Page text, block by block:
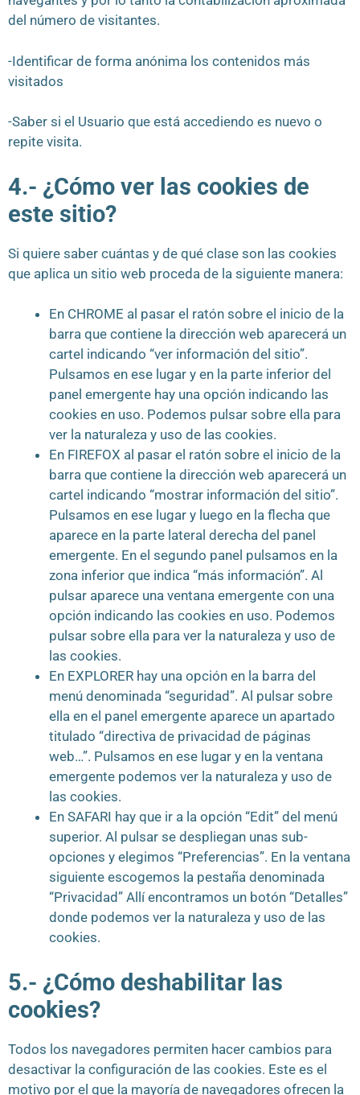
del número de visitantes.
-Identificar de forma anónima los contenidos más
visitados
-Saber si el Usuario que está accediendo es nuevo o
repite visita.
4.- ¿Cómo ver las cookies de
este sitio?
Si quiere saber cuántas y de qué clase son las cookies
que aplica un sitio web proceda de la siguiente manera:
En CHROME al pasar el ratón sobre el inicio de la
barra que contiene la dirección web aparecerá un
cartel indicando “ver información del sitio”.
Pulsamos en ese lugar y en la parte inferior del
panel emergente hay una opción indicando las
cookies en uso. Podemos pulsar sobre ella para
ver la naturaleza y uso de las cookies.
En FIREFOX al pasar el ratón sobre el inicio de la
barra que contiene la dirección web aparecerá un
cartel indicando “mostrar información del sitio”.
Pulsamos en ese lugar y luego en la flecha que
aparece en la parte lateral derecha del panel
emergente. En el segundo panel pulsamos en la
zona inferior que indica “más información”. Al
pulsar aparece una ventana emergente con una
opción indicando las cookies en uso. Podemos
pulsar sobre ella para ver la naturaleza y uso de
las cookies.
En EXPLORER hay una opción en la barra del
menú denominada “seguridad”. Al pulsar sobre
ella en el panel emergente aparece un apartado
titulado “directiva de privacidad de páginas
web…”. Pulsamos en ese lugar y en la ventana
emergente podemos ver la naturaleza y uso de
las cookies.
En SAFARI hay que ir a la opción “Edit” del menú
superior. Al pulsar se despliegan unas sub-
opciones y elegimos “Preferencias”. En la ventana
siguiente escogemos la pestaña denominada
“Privacidad” Allí encontramos un botón “Detalles”
donde podemos ver la naturaleza y uso de las
cookies.
5.- ¿Cómo deshabilitar las
cookies?
Todos los navegadores permiten hacer cambios para
desactivar la configuración de las cookies. Este es el
motivo por el que la mayoría de navegadores ofrecen la